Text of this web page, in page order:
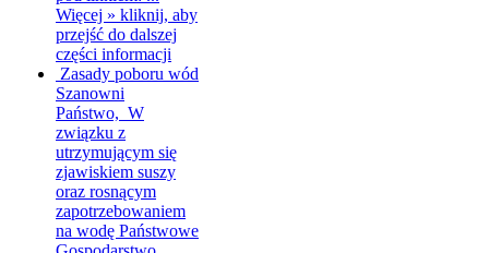
Więcej » kliknij, aby
przejść do dalszej
części informacji
Zasady poboru wód
Szanowni
Państwo, W
związku z
utrzymującym się
zjawiskiem suszy
oraz rosnącym
zapotrzebowaniem
na wodę Państwowe